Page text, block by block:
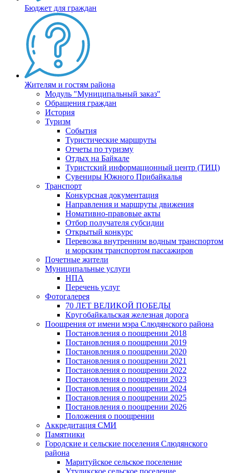
Бюджет для граждан
Жителям и гостям района
Модуль "Муниципальный заказ"
Обращения граждан
История
Туризм
События
Туристические маршруты
Отчеты по туризму
Отдых на Байкале
Туристский информационный центр (ТИЦ)
Сувениры Южного Прибайкалья
Транспорт
Конкурсная документация
Направления и маршруты движения
Номативно-правовые акты
Отбор получателя субсидии
Открытый конкурс
Перевозка внутренним водным транспортом
и морским транспортом пассажиров
Почетные жители
Муниципальные услуги
НПА
Перечень услуг
Фотогалерея
70 ЛЕТ ВЕЛИКОЙ ПОБЕДЫ
Кругобайкальская железная дорога
Поощрения от имени мэра Слюдянского района
Постановления о поощрении 2018
Постановления о поощрении 2019
Постановления о поощрении 2020
Постановления о поощрении 2021
Постановления о поощрении 2022
Постановления о поощрении 2023
Постановления о поощрении 2024
Постановления о поощрении 2025
Постановления о поощрении 2026
Положения о поощрении
Аккредитация СМИ
Памятники
Городские и сельские поселения Слюдянского
района
Маритуйское сельское поселение
Утуликское сельское поселение